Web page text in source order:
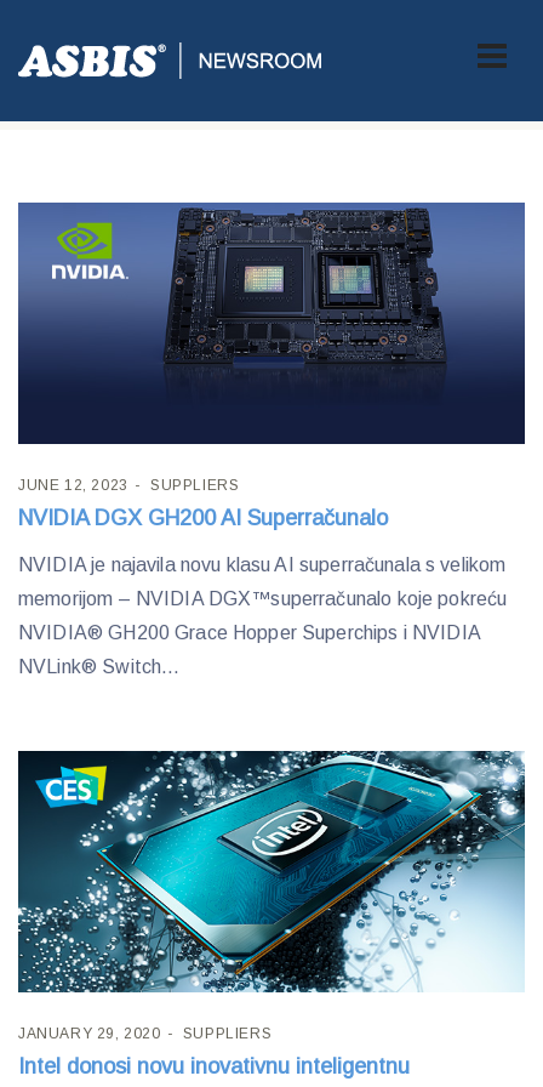
Tag:AI
JUNE 12, 2023 SUPPLIERS
NVIDIA DGX GH200 AI Superračunalo
NVIDIA je najavila novu klasu AI superračunala s velikom
memorijom – NVIDIA DGX™superračunalo koje pokreću
NVIDIA® GH200 Grace Hopper Superchips i NVIDIA
NVLink® Switch...
JANUARY 29, 2020 SUPPLIERS
Intel donosi novu inovativnu inteligentnu